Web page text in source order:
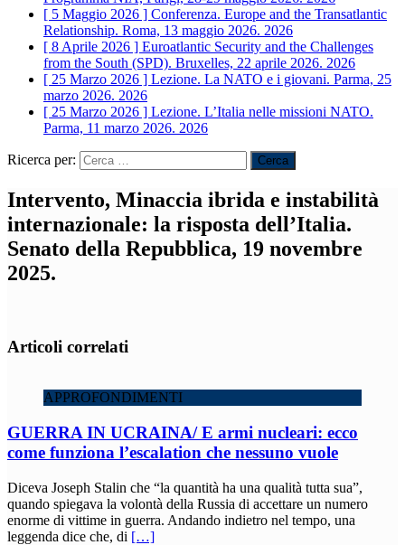
[ 5 Maggio 2026 ] Conferenza. Europe and the Transatlantic
Relationship. Roma, 13 maggio 2026. 2026
[ 8 Aprile 2026 ] Euroatlantic Security and the Challenges
from the South (SPD). Bruxelles, 22 aprile 2026. 2026
[ 25 Marzo 2026 ] Lezione. La NATO e i giovani. Parma, 25
marzo 2026. 2026
[ 25 Marzo 2026 ] Lezione. L’Italia nelle missioni NATO.
Parma, 11 marzo 2026. 2026
Ricerca per:
Intervento, Minaccia ibrida e instabilità
internazionale: la risposta dell’Italia.
Senato della Repubblica, 19 novembre
2025.
Articoli correlati
APPROFONDIMENTI
GUERRA IN UCRAINA/ E armi nucleari: ecco
come funziona l’escalation che nessuno vuole
Diceva Joseph Stalin che “la quantità ha una qualità tutta sua”,
quando spiegava la volontà della Russia di accettare un numero
enorme di vittime in guerra. Andando indietro nel tempo, una
leggenda dice che, di […]